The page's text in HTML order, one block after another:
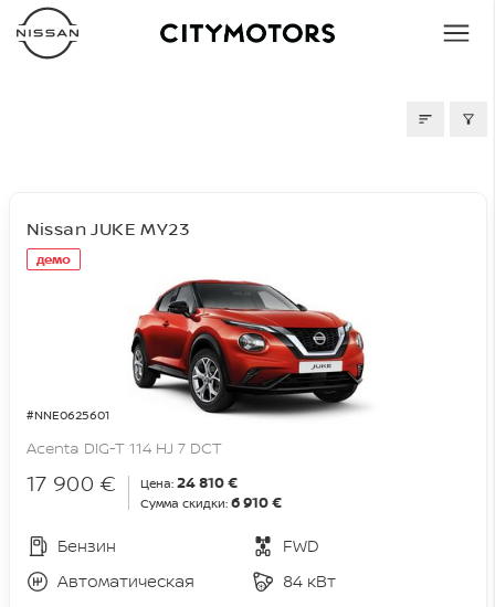
демо
#NNE0625601
Nissan JUKE MY23
Acenta DIG-T 114 HJ 7 DCT
17 900 € Цена: 24 810 €
Сумма скидки: 6 910 €
Бензин
FWD
Автоматическая
84 кВт